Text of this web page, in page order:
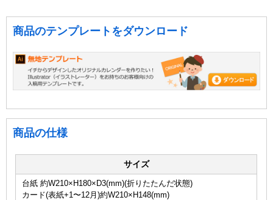
商品のテンプレートをダウンロード
商品の仕様
サイズ
台紙 約W210×H180×D3(mm)(折りたたんだ状態)
カード(表紙+1〜12月)約W210×H148(mm)